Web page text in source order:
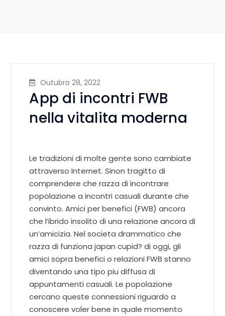
Outubro 28, 2022
App di incontri FWB
nella vitalita moderna
Le tradizioni di molte gente sono cambiate
attraverso Internet. Sinon tragitto di
comprendere che razza di incontrare
popolazione a incontri casuali durante che
convinto. Amici per benefici (FWB) ancora
che l’ibrido insolito di una relazione ancora di
un’amicizia. Nel societa drammatico che
razza di funziona japan cupid? di oggi, gli
amici sopra benefici o relazioni FWB stanno
diventando una tipo piu diffusa di
appuntamenti casuali. Le popolazione
cercano queste connessioni riguardo a
conoscere voler bene in quale momento